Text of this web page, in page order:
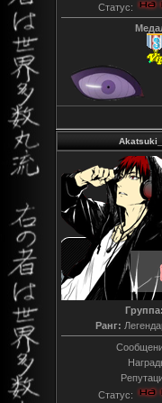
Статус:
Группа:
Ранг:
Статус: